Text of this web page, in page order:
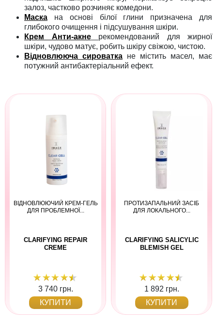
залоз, частково розчиняє комедони.
Маска на основі білої глини призначена для
глибокого очищення і підсушування шкіри.
Крем Анти-акне
рекомендований для жирної
шкіри, чудово матує, робить шкіру свіжою, чистою.
Відновлююча сироватка не містить масел, має
потужний антибактеріальний ефект.
ВІДНОВЛЮЮЧИЙ КРЕМ-ГЕЛЬ
ДЛЯ ПРОБЛЕМНОЇ...
CLARIFYING REPAIR
CREME
3 740 грн.
КУПИТИ
ПРОТИЗАПАЛЬНИЙ ЗАСІБ
ДЛЯ ЛОКАЛЬНОГО...
CLARIFYING SALICYLIC
BLEMISH GEL
1 892 грн.
КУПИТИ